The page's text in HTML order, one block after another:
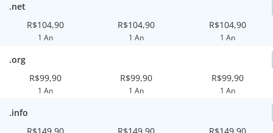
.net
R$104,90
1 An
R$104,90
1 An
R$104,90
1 An
.org
R$99,90
1 An
R$99,90
1 An
R$99,90
1 An
.info